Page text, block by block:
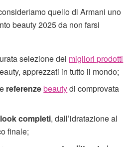
quello di Armani uno
beauty 2025 da non farsi
selezione dei migliori prodotti
apprezzati in tutto il mondo;
referenzebeautydi comprovata
look completi, dall’idratazione al
finale;